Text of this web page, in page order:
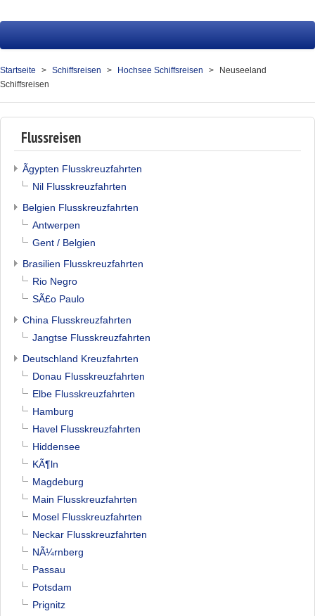
Hochsee
Service
Über uns
Kontakt
Startseite Schiffsreisen Hochsee Schiffsreisen
Neuseeland
Schiffsreisen
Flussreisen
Ãgypten Flusskreuzfahrten
Nil Flusskreuzfahrten
Belgien Flusskreuzfahrten
Antwerpen
Gent / Belgien
Brasilien Flusskreuzfahrten
Rio Negro
SÃ£o Paulo
China Flusskreuzfahrten
Jangtse Flusskreuzfahrten
Deutschland Kreuzfahrten
Donau Flusskreuzfahrten
Elbe Flusskreuzfahrten
Hamburg
Havel Flusskreuzfahrten
Hiddensee
KÃ¶ln
Magdeburg
Main Flusskreuzfahrten
Mosel Flusskreuzfahrten
Neckar Flusskreuzfahrten
NÃ¼rnberg
Passau
Potsdam
Prignitz